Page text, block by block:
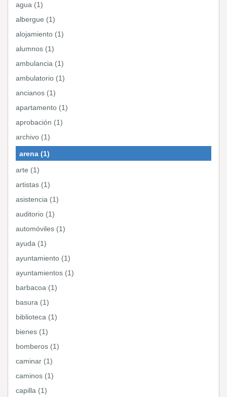
agua (1)
albergue (1)
alojamiento (1)
alumnos (1)
ambulancia (1)
ambulatorio (1)
ancianos (1)
apartamento (1)
aprobación (1)
archivo (1)
arena (1)
arte (1)
artistas (1)
asistencia (1)
auditorio (1)
automóviles (1)
ayuda (1)
ayuntamiento (1)
ayuntamientos (1)
barbacoa (1)
basura (1)
biblioteca (1)
bienes (1)
bomberos (1)
caminar (1)
caminos (1)
capilla (1)